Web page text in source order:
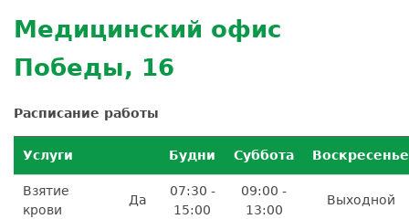
Расшифровка анализов
Обратная связь
Усиление профилактических мер для
безопасности пациентов
Налоговый вычет
лабораторию
Экскурсия в
Вакансии
Документы
здесь
to
top
Медицинский офис
Победы, 16
Расписание работы
Услуги Будни Суббота Воскресенье
Взятие
крови
Да
07:30 -
15:00
09:00 -
13:00
Выходной